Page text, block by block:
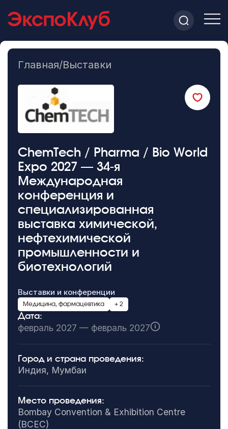
Главная/Выставки
ChemTech / Pharma / Bio World
Expo 2027 — 34-я
Международная
конференция и
специализированная
выставка химической,
нефтехимической
промышленности и
биотехнологий
Выставки и конференции
Медицина, фармацевтика + 2
Дата:
февраль 2027 — февраль 2027
Город и страна проведения:
Индия, Мумбаи
Место проведения:
Bombay Convention & Exhibition Centre
(BCEC)